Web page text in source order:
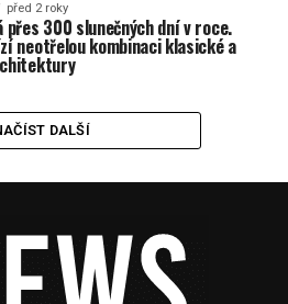
před 2 roky
přes 300 slunečných dní v roce.
neotřelou kombinaci klasické a
DALŠÍ